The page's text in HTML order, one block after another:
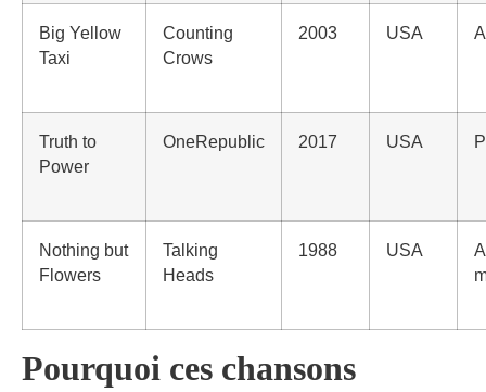
Big Yellow
Taxi
Counting
Crows
2003 USA
Truth to
Power
OneRepublic 2017 USA
Nothing but
Flowers
Talking
Heads
1988 USA
Pourquoi ces chansons